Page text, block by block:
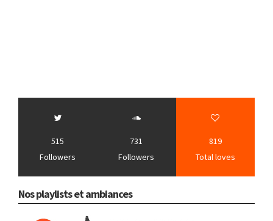
515
Followers
731
Followers
819
Total loves
Nos playlists et ambiances